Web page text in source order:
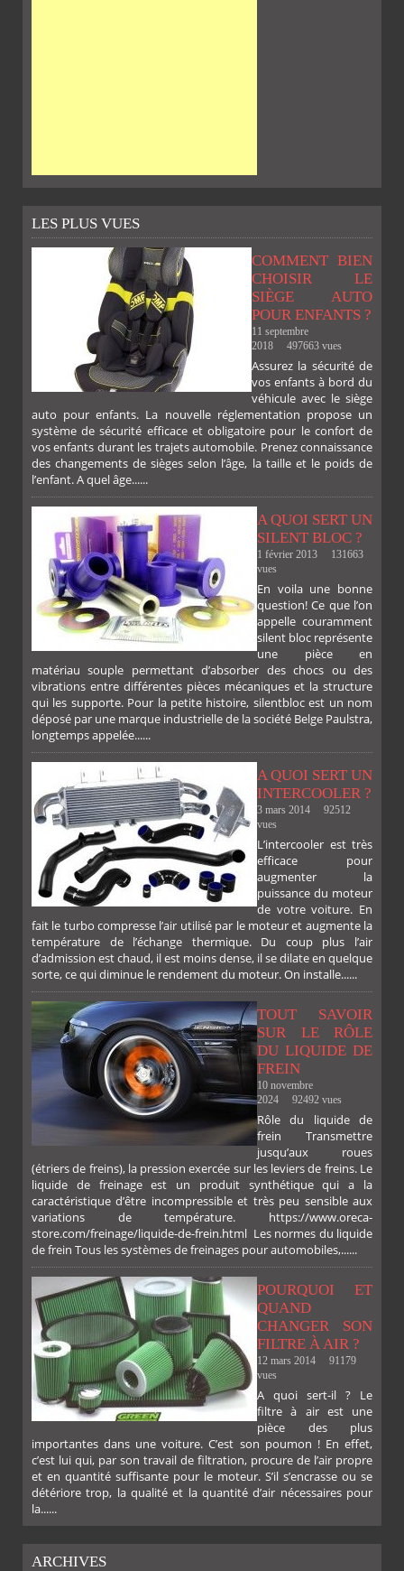
FACEBOOKTWITTERGOOGLEPINTEREST
FACEBOOKTWITTERGOOGLEPINTEREST
TWITTER
SUR
GOOGLE
SUR
PINTEREST
PLUS
LES PLUS VUES
COMMENT BIEN
CHOISIR LE
SIÈGE AUTO
POUR ENFANTS ?
11 septembre
2018
497663 vues
Assurez la sécurité de
vos enfants à bord du
véhicule avec le siège
auto pour enfants. La nouvelle réglementation propose un
système de sécurité efficace et obligatoire pour le confort de
vos enfants durant les trajets automobile. Prenez connaissance
des changements de sièges selon l’âge, la taille et le poids de
l’enfant. A quel âge......
A QUOI SERT UN
SILENT BLOC ?
1 février 2013
131663
vues
En voila une bonne
question! Ce que l’on
appelle couramment
silent bloc représente
une pièce en
matériau souple permettant d’absorber des chocs ou des
vibrations entre différentes pièces mécaniques et la structure
qui les supporte. Pour la petite histoire, silentbloc est un nom
déposé par une marque industrielle de la société Belge Paulstra,
longtemps appelée......
A QUOI SERT UN
INTERCOOLER ?
3 mars 2014
92512
vues
L’intercooler est très
efficace pour
augmenter la
puissance du moteur
de votre voiture. En
fait le turbo compresse l’air utilisé par le moteur et augmente la
température de l’échange thermique. Du coup plus l’air
d’admission est chaud, il est moins dense, il se dilate en quelque
sorte, ce qui diminue le rendement du moteur. On installe......
TOUT SAVOIR
SUR LE RÔLE
DU LIQUIDE DE
FREIN
10 novembre
2024
92492 vues
Rôle du liquide de
frein Transmettre
jusqu’aux roues
(étriers de freins), la pression exercée sur les leviers de freins. Le
liquide de freinage est un produit synthétique qui a la
caractéristique d’être incompressible et très peu sensible aux
variations de température. https://www.oreca-
store.com/freinage/liquide-de-frein.html Les normes du liquide
de frein Tous les systèmes de freinages pour automobiles,......
POURQUOI ET
QUAND
CHANGER SON
FILTRE À AIR ?
12 mars 2014
91179
vues
A quoi sert-il ? Le
filtre à air est une
pièce des plus
importantes dans une voiture. C’est son poumon ! En effet,
c’est lui qui, par son travail de filtration, procure de l’air propre
et en quantité suffisante pour le moteur. S’il s’encrasse ou se
détériore trop, la qualité et la quantité d’air nécessaires pour
la......
ARCHIVES